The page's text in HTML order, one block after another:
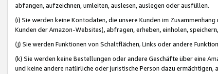
abfangen, aufzeichnen, umleiten, auslesen, auslegen oder ausfüllen.
(i) Sie werden keine Kontodaten, die unsere Kunden im
Kunden der Amazon-Websites), abfragen, erheben, einholen,
(j) Sie werden Funktionen von Schaltflächen, Links oder andere
(k) Sie werden keine Bestellungen oder andere Geschäfte über eine
und keine andere natürliche oder juristische Person dazu